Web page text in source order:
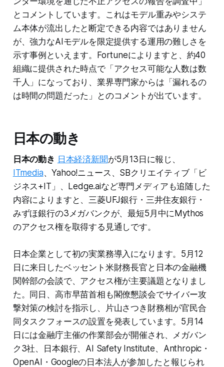
とコメントしています。これはモデル重みやシステ
ム本体が流出したと断定できる内容ではありません
が、強力なAIモデルを限定提供する運用の難しさを
示す事例といえます。Fortuneによりますと、約40
組織に提供された時点で「アクセス可能な人数は数
千人」になっており、業界専門家からは「漏れるの
は時間の問題だった」とのコメントが出ています。
日本の動き
日本の動き 日本経済新聞が5月13日に報じ、
ITmedia、Yahoo!ニュース、SBクリエイティブ「ビ
ジネス+IT」、Ledge.aiなど専門メディアも追随した
内容によりますと、三菱UFJ銀行・三井住友銀行・
みずほ銀行の3メガバンクが、最短5月中にMythos
のアクセス権を取得する見通しです。
日本企業として初の実業務導入になります。5月12
日に来日したベッセント米財務長官と日本の金融機
関幹部の会談で、アクセス権が主要議題となりまし
た。同日、高市早苗首相も閣僚懇談会でサイバー攻
撃対策の検討を指示し、片山さつき財務相が官民合
同タスクフォースの設置を発表しています。5月14
日には金融庁主催の作業部会が開催され、メガバン
ク3社、日本銀行、AI Safety Institute、Anthropic・
OpenAI・Googleの日本法人が参加したと報じられ